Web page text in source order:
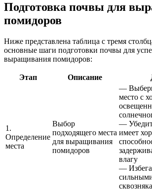
Подготовка почвы для
помидоров
Ниже представлена таблица с тремя
основные шаги подготовки почвы для
выращивания помидоров:
Этап Описание
1.
Определение
места
Выбор
подходящего места
для выращивания
помидоров
—
место с
—
имеет
влагу
—